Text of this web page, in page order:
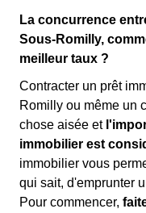
La concurrence
Sous-Romilly,
meilleur taux ?
Contracter un prêt
Romilly ou même un
chose aisée et
immobilier est
immobilier vous
qui sait, d'emprunter
Pour commencer,